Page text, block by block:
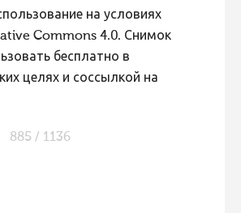
на условиях
Commons 4.0. Снимок
бесплатно в
целях и соссылкой на
885 / 1136